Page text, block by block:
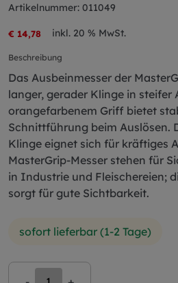
Artikelnummer: 011049
€ 14,78 inkl. 20 % MwSt.
Beschreibung
Das Ausbeinmesser der
langer, gerader Klinge in steifer
orangefarbenem Griff bietet
Schnittführung beim Auslösen.
Klinge eignet sich für kräftiges
MasterGrip-Messer stehen für
in Industrie und Fleischereien;
sorgt für gute Sichtbarkeit.
sofort lieferbar (1-2 Tage)